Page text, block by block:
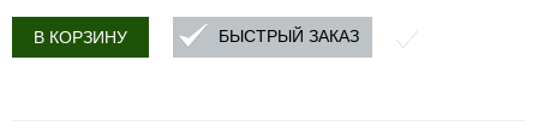
В КОРЗИНУ БЫСТРЫЙ ЗАКАЗ